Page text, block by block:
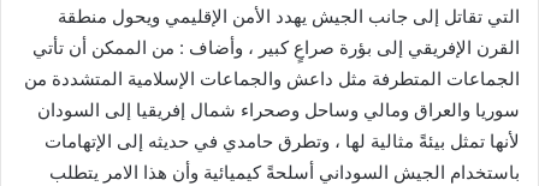
التي تقاتل إلى جانب الجيش يهدد الأمن الإقليمي ويحول منطقة
القرن الإفريقي إلى بؤرة صراعٍ كبير ، وأضاف : من الممكن أن تأتي
الجماعات المتطرفة مثل داعش والجماعات الإسلامية المتشددة من
سوريا والعراق ومالي وساحل وصحراء شمال إفريقيا إلى السودان
لأنها تمثل بيئةً مثالية لها ، وتطرق حامدي في حديثه إلى الإتهامات
باستخدام الجيش السوداني أسلحةً كيميائية وأن هذا الامر يتطلب